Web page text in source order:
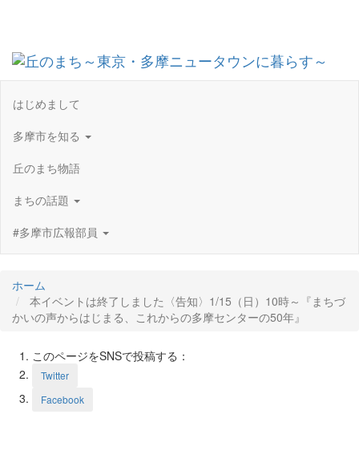
はじめまして
多摩市を知る
丘のまち物語
まちの話題
#多摩市広報部員
ホーム
本イベントは終了しました〈告知〉1/15（日）10時～『まちづ
かいの声からはじまる、これからの多摩センターの50年』
このページをSNSで投稿する：
Twitter
Facebook